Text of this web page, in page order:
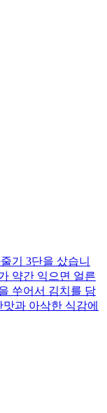
기 3단을 샀습니
약간 익으면 얼른
쑤어서 김치를 담
과 아삭한 식감에